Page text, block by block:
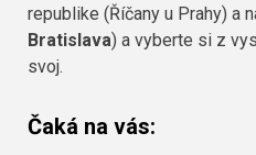
republike (Říčany u Prahy) a
Bratislava) a vyberte si z
svoj.
Čaká na vás: